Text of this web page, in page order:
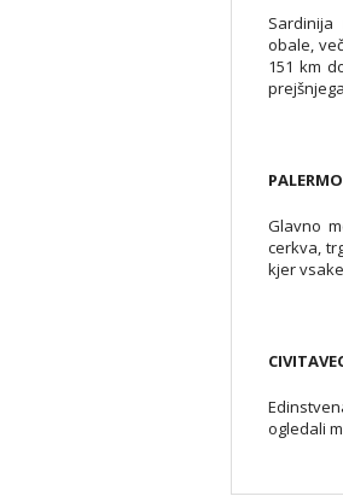
Sardinija
obale,
151 km
PALERMO
Glavno
cerkva,
kjer
ogledali